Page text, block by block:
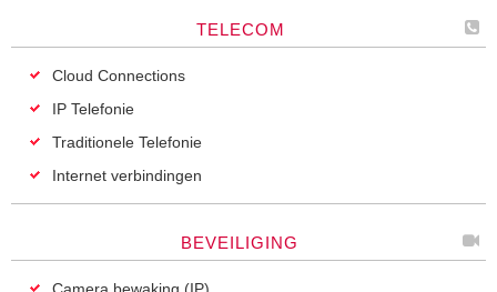
TELECOM
Cloud Connections
IP Telefonie
Traditionele Telefonie
Internet verbindingen
BEVEILIGING